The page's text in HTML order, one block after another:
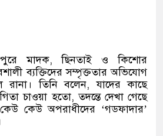
মাদক, ছিনতাই ও কিশোর
ব্যক্তিদের সম্পৃক্ততার অভিযোগ
। তিনি বলেন, যাদের কাছে
চাওয়া হতো, তদন্তে দেখা গেছে
কেউ অপরাধীদের ‘গডফাদার’